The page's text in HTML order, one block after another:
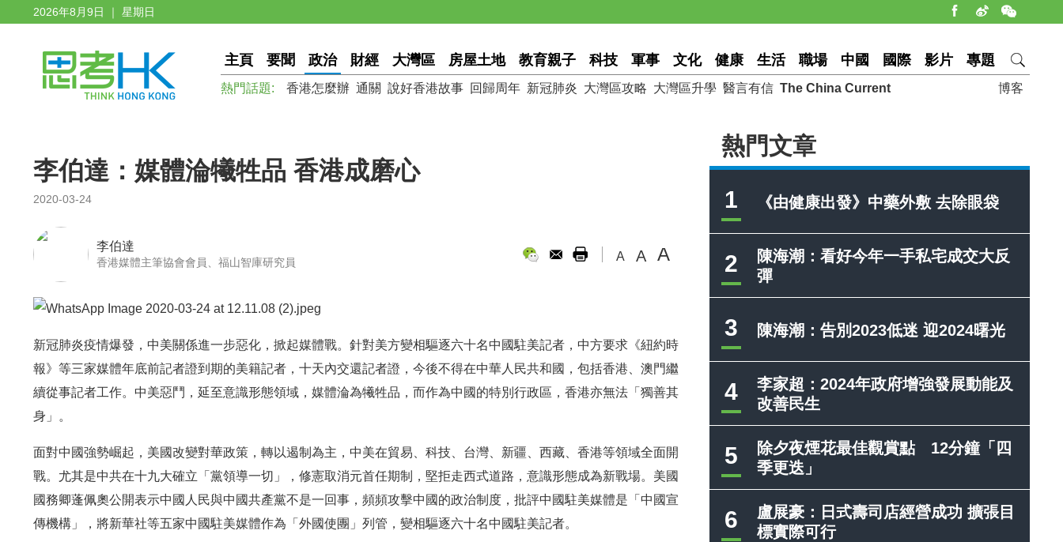
2026年8月9日 ｜ 星期日
主頁 要聞 政治 財經 大灣區 房屋土地 教育親子 科技 軍事 文化 健康 生活 職場 中國 國際 影片 專題
博客
熱門話題: 香港怎麼辦 通關 說好香港故事 回歸周年 新冠肺炎 大灣區攻略 大灣區升學 醫言有信 The China Current
熱門文章
1 《由健康出發》中藥外敷 去除眼袋
2
陳海潮：看好今年一手私宅成交大反
彈
3 陳海潮：告別2023低迷 迎2024曙光
4
李家超：2024年政府增強發展動能及
改善民生
5
除夕夜煙花最佳觀賞點 12分鐘「四
季更迭」
6
盧展豪：日式壽司店經營成功 擴張目
標實際可行
李伯達：媒體淪犧牲品 香港成磨心
2020-03-24
李伯達
香港媒體主筆協會會員、福山智庫研究員 A A A
新冠肺炎疫情爆發，中美關係進一步惡化，掀起媒體戰。針對美方變相驅逐六十名中國駐美記者，中方要求《紐約時
報》等三家媒體年底前記者證到期的美籍記者，十天內交還記者證，今後不得在中華人民共和國，包括香港、澳門繼
續從事記者工作。中美惡鬥，延至意識形態領域，媒體淪為犧牲品，而作為中國的特別行政區，香港亦無法「獨善其
身」。
面對中國強勢崛起，美國改變對華政策，轉以遏制為主，中美在貿易、科技、台灣、新疆、西藏、香港等領域全面開
戰。尤其是中共在十九大確立「黨領導一切」，修憲取消元首任期制，堅拒走西式道路，意識形態成為新戰場。美國
國務卿蓬佩奧公開表示中國人民與中國共產黨不是一回事，頻頻攻擊中國的政治制度，批評中國駐美媒體是「中國宣
傳機構」，將新華社等五家中國駐美媒體作為「外國使團」列管，變相驅逐六十名中國駐美記者。